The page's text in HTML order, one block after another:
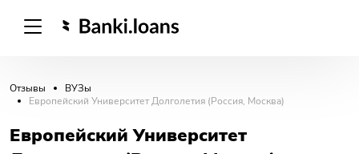
Отзывы
ВУЗы
Европейский Университет Долголетия (Россия, Москва)
Европейский Университет